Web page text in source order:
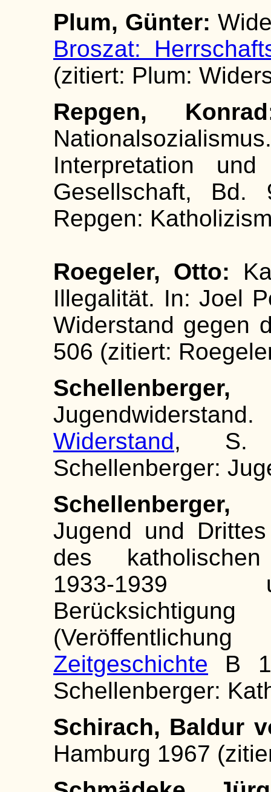
Plum, Günter:
Broszat:
(zitiert: Plum:
Repgen,
Interpretation
Gesellschaft,
Repgen:
Roegeler, Otto:
Illegalität. In: Joel
Widerstand gegen
506 (zitiert:
Schellenberger,
Widerstand, S.
Schellenberger:
Schellenberger,
Jugend und
des katholischen
1933-1939
Zeitgeschichte B
Schellenberger:
Schirach, Baldur
Hamburg 1967